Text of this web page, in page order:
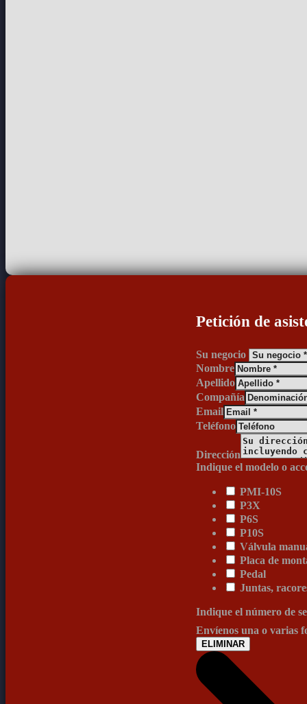
Petición de
Su negocio
Nombre
Apellido
Compañía
Email
Teléfono
Dirección
Indique el modelo o
PMI-10S
P3X
P6S
P10S
Válvula
Placa de
Pedal
Juntas,
Indique el número de
Envíenos una o varias
ELIMINAR